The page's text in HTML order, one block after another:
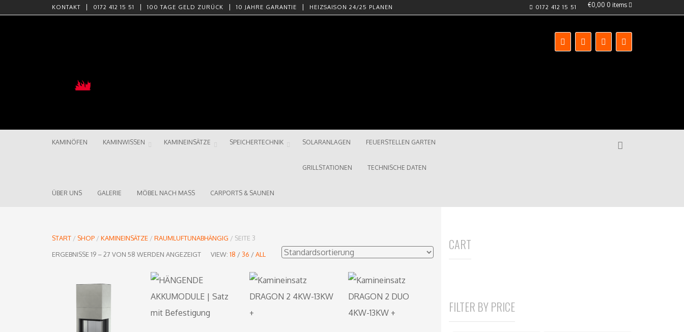
€0,00 0 items
KONTAKT 0172 412 15 51 100 TAGE GELD ZURÜCK 10 JAHRE GARANTIE HEIZSAISON 24/25 PLANEN 0172 412 15 51
Menu
KAMINÖFEN KAMINWISSEN KAMINEINSÄTZE SPEICHERTECHNIK SOLARANLAGEN FEUERSTELLEN GARTEN
GRILLSTATIONEN TECHNISCHE DATEN
ÜBER UNS GALERIE MÖBEL NACH MASS CARPORTS & SAUNEN
START / SHOP / KAMINEINSÄTZE / RAUMLUFTUNABHÄNGIG / SEITE 3
ERGEBNISSE 19 – 27 VON 58 WERDEN ANGEZEIGT
VIEW:18 / 36 /ALL
CART
FILTER BY PRICE